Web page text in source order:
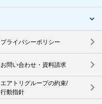
プライバシーポリシー
お問い合わせ・資料請求
エアトリグループの約束/
行動指針